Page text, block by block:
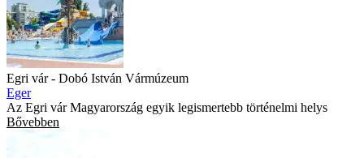
Egri vár - Dobó István Vármúzeum
Eger
Az Egri vár Magyarország egyik legismertebb történelmi helys
Bővebben